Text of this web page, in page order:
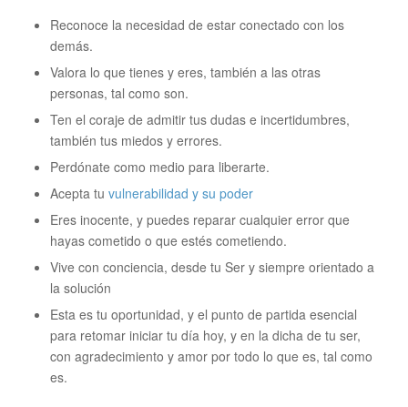
Reconoce la necesidad de estar conectado con los
demás.
Valora lo que tienes y eres, también a las otras
personas, tal como son.
Ten el coraje de admitir tus dudas e incertidumbres,
también tus miedos y errores.
Perdónate como medio para liberarte.
Acepta tu vulnerabilidad y su poder
Eres inocente, y puedes reparar cualquier error que
hayas cometido o que estés cometiendo.
Vive con conciencia, desde tu Ser y siempre orientado a
la solución
Esta es tu oportunidad, y el punto de partida esencial
para retomar iniciar tu día hoy, y en la dicha de tu ser,
con agradecimiento y amor por todo lo que es, tal como
es.